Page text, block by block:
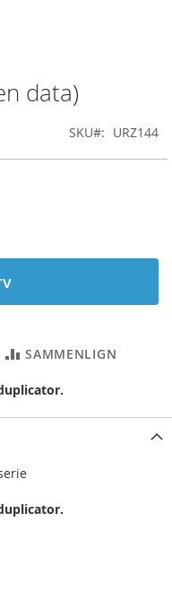
data)
SKU URZ144
SAMMENLIGN